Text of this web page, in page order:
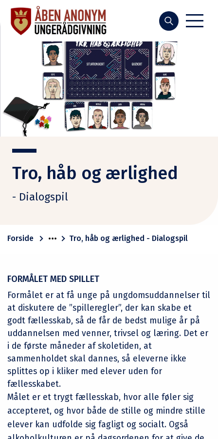
Søg
Tro, håb og ærlighed
- Dialogspil
Forside Tro, håb og ærlighed - Dialogspil
FORMÅLET MED SPILLET
Formålet er at få unge på ungdomsuddannelser til
at diskutere de ”spilleregler”, der kan skabe et
godt fællesskab, så de får de bedst mulige år på
uddannelsen med venner, trivsel og læring. Det er
i de første måneder af skoletiden, at
sammenholdet skal dannes, så eleverne ikke
splittes op i kliker med elever uden for
fællesskabet.
Målet er et trygt fællesskab, hvor alle føler sig
accepteret, og hvor både de stille og mindre stille
elever kan udfolde sig fagligt og socialt. Også